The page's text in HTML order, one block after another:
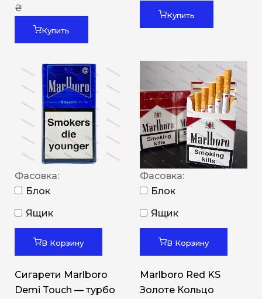
₴
Купить
Купить
Фасовка:
Блок
Ящик
В Корзину
Сигарети Marlboro
Demi Touch — турбо
Фасовка:
Блок
Ящик
В Корзину
Marlboro Red KS
Золоте Кольцо